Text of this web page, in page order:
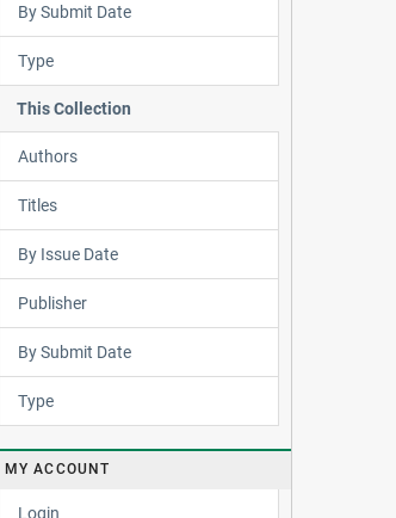
By Submit Date
Type
This Collection
Authors
Titles
By Issue Date
Publisher
By Submit Date
Type
MY ACCOUNT
Login